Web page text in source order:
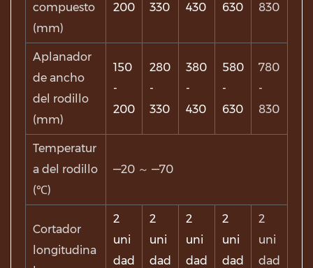
compuesto
(mm)
200
330
430
630
830
Aplanador
de ancho
del rodillo
(mm)
150
-
200
280
-
330
380
-
430
580
-
630
780
-
830
Temperatur
a del rodillo
(℃)
—20 ～ —70
Cortador
longitudina
2
uni
dad
2
uni
dad
2
uni
dad
2
uni
dad
2
uni
dad